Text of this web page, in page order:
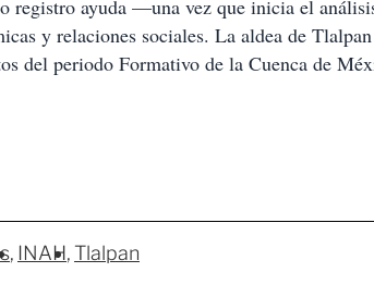
registro ayuda —una vez que inicia el
y relaciones sociales. La aldea de
del periodo Formativo de la Cuenca de
INAH Tlalpan